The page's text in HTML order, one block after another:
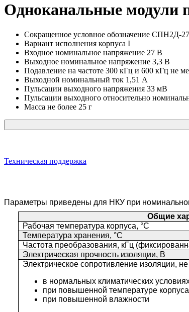
Одноканальные
Сокращенное условное обозначение СПН2Д-
Вариант исполнения корпуса I
Входное номинальное напряжение 27 В
Выходное номинальное напряжение 3,3 В
Подавление на частоте 300 кГц и 600 кГц не
Выходной номинальный ток 1,51 A
Пульсации выходного напряжения 33 мВ
Пульсации выходного относительно
Масса не более 25 г
Техническая поддержка
Параметры приведены для НКУ при
Общие
Рабочая температура корпуса, °С
Температура хранения, °С
Частота преобразования, кГц
Электрическая прочность изоляции, В
Электрическое сопротивление изоляции,
в нормальных климатических
при повышенной температуре корпуса
при повышенной влажности